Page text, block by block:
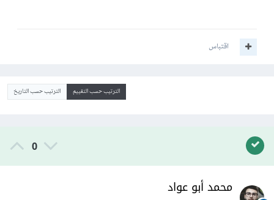
اقتباس
الترتيب حسب التقييم الترتيب حسب التاريخ
0
محمد أبو عواد